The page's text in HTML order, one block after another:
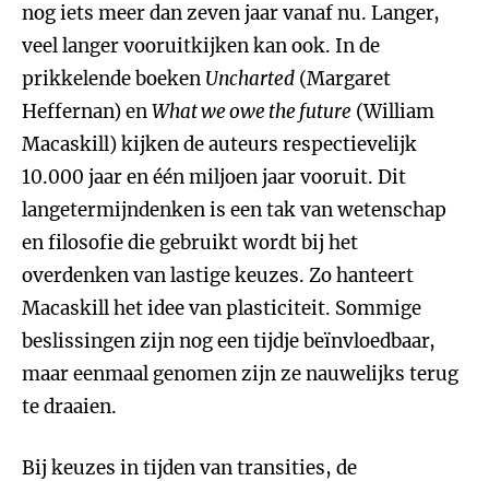
nog iets meer dan zeven jaar vanaf nu. Langer,
veel langer vooruitkijken kan ook. In de
prikkelende boeken Uncharted (Margaret
Heffernan) enWhat we owe the future (William
Macaskill) kijken de auteurs respectievelijk
10.000 jaar en één miljoen jaar vooruit. Dit
langetermijndenken is een tak van wetenschap
en filosofie die gebruikt wordt bij het
overdenken van lastige keuzes. Zo hanteert
Macaskill het idee van plasticiteit. Sommige
beslissingen zijn nog een tijdje beïnvloedbaar,
maar eenmaal genomen zijn ze nauwelijks terug
te draaien.
Bij keuzes in tijden van transities, de